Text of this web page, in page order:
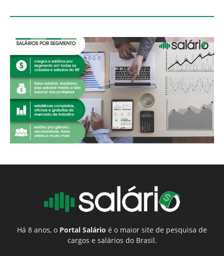
Há 8 anos, o Portal Salário é o maior site de pesquisa de
cargos e salários do Brasil.